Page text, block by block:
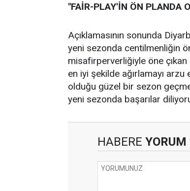
"FAİR-PLAY'İN ÖN PLANDA
Açıklamasının sonunda
yeni sezonda centilmenliğin
misafirperverliğiyle öne
en iyi şekilde ağırlamayı
olduğu güzel bir sezon
yeni sezonda başarılar
HABERE